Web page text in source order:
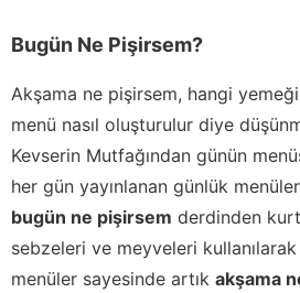
Bugün Ne Pişirsem?
Akşama ne pişirsem, hangi
menü nasıl oluşturulur diye
Kevserin Mutfağından günün
her gün yayınlanan günlük
bugün ne pişirsem derdinden
sebzeleri ve meyveleri kullanılarak
menüler sayesinde artık akşama